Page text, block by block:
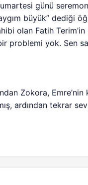
günü
büyük” dediği
olan Fatih Terim’in
problemi yok. Sen
Zokora,
ardından tekrar